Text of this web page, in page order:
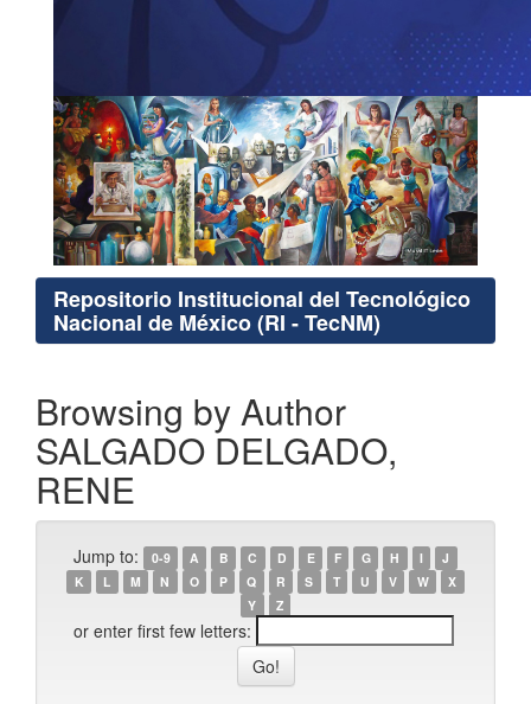
Repositorio Institucional del Tecnológico
Nacional de México (RI - TecNM)
Browsing by Author
SALGADO DELGADO,
RENE
Jump to: 0-9 A B C D E F G H I
J
K
L M N O P Q R S T U V W
X
Y
Z
or enter first few letters: